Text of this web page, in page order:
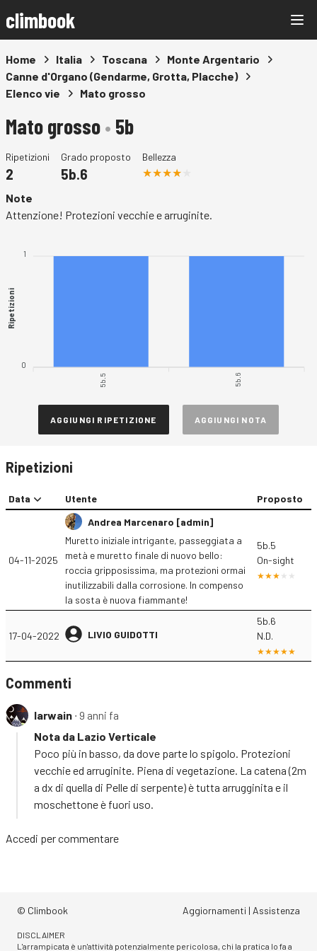
climbook
Home Italia Toscana
Monte Argentario
Canne d'Organo (Gendarme, Grotta, Placche)
Elenco vie
Mato grosso
Mato grosso• 5b
Ripetizioni
2
Grado proposto
5b.6
Bellezza
Note
Attenzione! Protezioni vecchie e arruginite.
1
0
Ripetizioni
5b.5 5b.6
AGGIUNGI RIPETIZIONE AGGIUNGI NOTA
Ripetizioni
Data Utente Proposto
04-11-2025
Andrea Marcenaro [admin]
Muretto iniziale intrigante, passeggiata a
metà e muretto finale di nuovo bello:
roccia gripposissima, ma protezioni ormai
inutilizzabili dalla corrosione. In compenso
la sosta è nuova fiammante!
5b.5
On-sight
17-04-2022 LIVIO GUIDOTTI
5b.6
N.D.
Commenti
Iarwain ∙ 9 anni fa
Nota da Lazio Verticale
Poco più in basso, da dove parte lo spigolo. Protezioni
vecchie ed arruginite. Piena di vegetazione. La catena (2m
a dx di quella di Pelle di serpente) è tutta arrugginita e il
moschettone è fuori uso.
Accedi per commentare
© Climbook Aggiornamenti | Assistenza
DISCLAIMER
L'arrampicata è un'attività potenzialmente pericolosa, chi la pratica lo fa a